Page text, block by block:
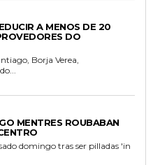
A MENOS DE 20
DO
Borja Verea,
MENTRES ROUBABAN
domingo tras ser pilladas 'in